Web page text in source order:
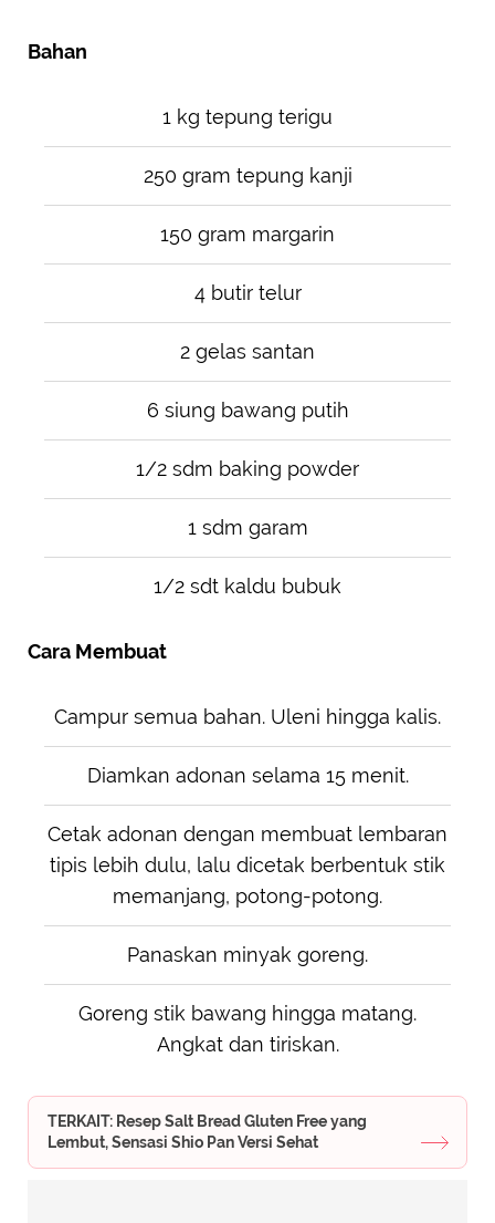
Bahan
1 kg tepung terigu
250 gram tepung kanji
150 gram margarin
4 butir telur
2 gelas santan
6 siung bawang putih
1/2 sdm baking powder
1 sdm garam
1/2 sdt kaldu bubuk
Cara Membuat
Campur semua bahan. Uleni hingga kalis.
Diamkan adonan selama 15 menit.
Cetak adonan dengan membuat lembaran
tipis lebih dulu, lalu dicetak berbentuk stik
memanjang, potong-potong.
Panaskan minyak goreng.
Goreng stik bawang hingga matang.
Angkat dan tiriskan.
TERKAIT: Resep Salt Bread Gluten Free yang
Lembut, Sensasi Shio Pan Versi Sehat